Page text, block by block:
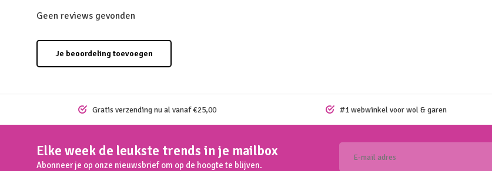
Geen reviews gevonden
Je beoordeling toevoegen
Gratis verzending nu al vanaf €25,00 #1 webwinkel voor wol & garen
Elke week de leukste trends in je mailbox
Abonneer je op onze nieuwsbrief om op de hoogte te blijven.